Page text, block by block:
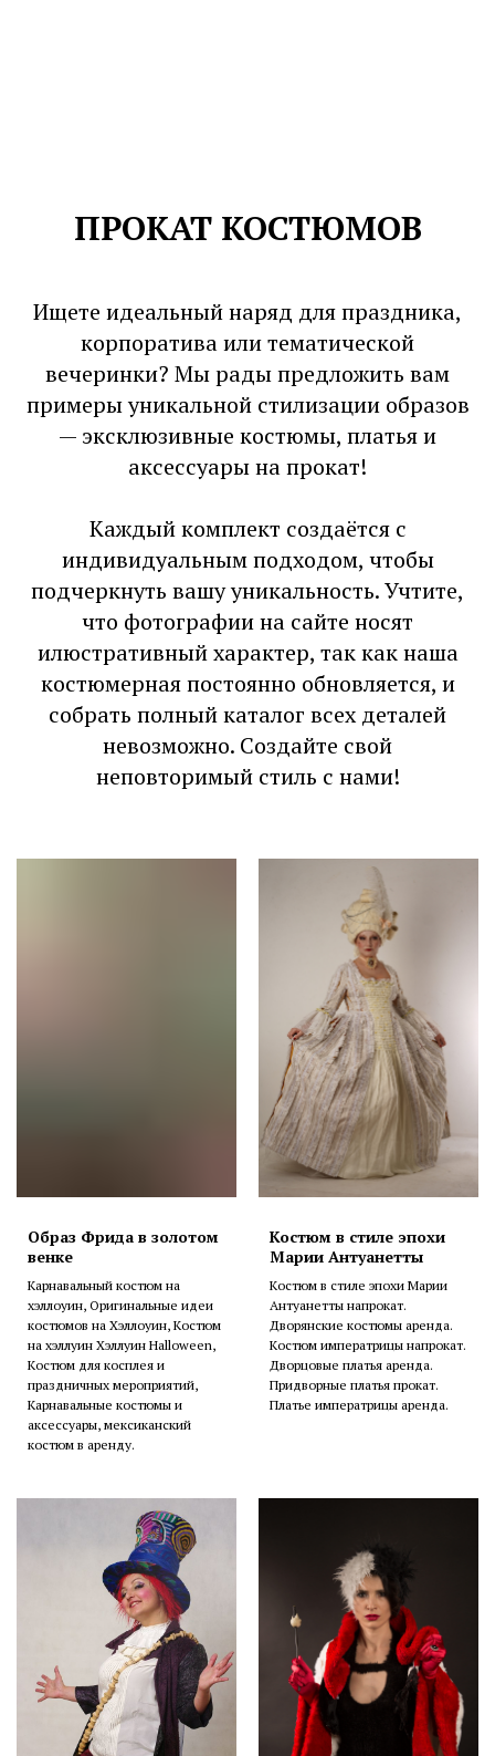
ПРОКАТ КОСТЮМОВ
Ищете идеальный наряд для праздника,
корпоратива или тематической
вечеринки? Мы рады предложить вам
примеры уникальной стилизации образов
— эксклюзивные костюмы, платья и
аксессуары на прокат!
Каждый комплект создаётся с
индивидуальным подходом, чтобы
подчеркнуть вашу уникальность. Учтите,
что фотографии на сайте носят
илюстративный характер, так как наша
костюмерная постоянно обновляется, и
собрать полный каталог всех деталей
невозможно. Создайте свой
неповторимый стиль с нами!
Образ Фрида в золотом
венке
Карнавальный костюм на
хэллоуин, Оригинальные идеи
костюмов на Хэллоуин, Костюм
на хэллуин Хэллуин Halloween,
Костюм для косплея и
праздничных мероприятий,
Карнавальные костюмы и
аксессуары, мексиканский
костюм в аренду.
Костюм в стиле эпохи
Марии Антуанетты
Костюм в стиле эпохи Марии
Антуанетты напрокат.
Дворянские костюмы аренда.
Костюм императрицы напрокат.
Дворцовые платья аренда.
Придворные платья прокат.
Платье императрицы аренда.